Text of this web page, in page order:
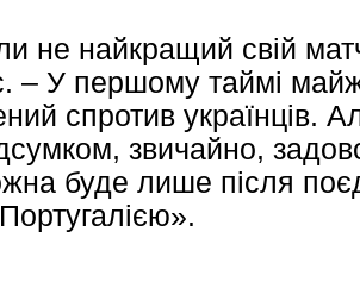
не найкращий свій
– У першому таймі
спротив українців.
звичайно,
буде лише після